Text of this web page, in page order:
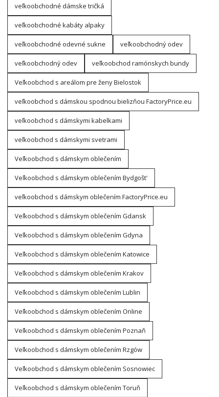
veľkoobchodné dámske tričká
veľkoobchodné kabáty alpaky
veľkoobchodné odevné sukne veľkoobchodný odev
veľkoobchodný odev veľkoobchod ramónskych bundy
Veľkoobchod s areálom pre ženy Bielostok
veľkoobchod s dámskou spodnou bielizňou FactoryPrice.eu
veľkoobchod s dámskymi kabelkami
veľkoobchod s dámskymi svetrami
Veľkoobchod s dámskym oblečením
Veľkoobchod s dámskym oblečením Bydgošt'
veľkoobchod s dámskym oblečením FactoryPrice.eu
Veľkoobchod s dámskym oblečením Gdansk
Veľkoobchod s dámskym oblečením Gdyna
Veľkoobchod s dámskym oblečením Katowice
Veľkoobchod s dámskym oblečením Krakov
Veľkoobchod s dámskym oblečením Lublin
Veľkoobchod s dámskym oblečením Online
Veľkoobchod s dámskym oblečením Poznaň
Veľkoobchod s dámskym oblečením Rzgów
Veľkoobchod s dámskym oblečením Sosnowiec
Veľkoobchod s dámskym oblečením Toruň